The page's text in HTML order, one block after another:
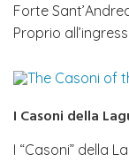
Forte
Proprio
I Casoni della
I “Casoni” della